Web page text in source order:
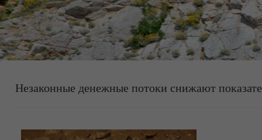
Незаконные денежные потоки снижают